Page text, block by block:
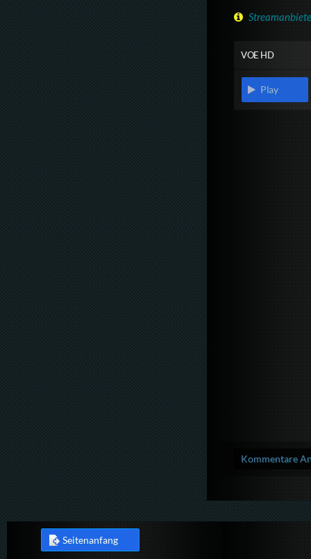
VOE HD
Play
Kommentare
Seitenanfang